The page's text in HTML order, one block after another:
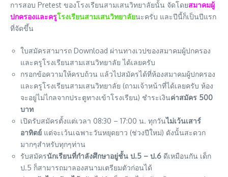
การสอบ Pretest ของโรงเรียนสามเสนวิทยาลัยนั้น จัดโดยสมาคมผู้
ปกครองและครูโรงเรียนสามเสนวิทยาลัยนะครับ และปีนี้ก็เป็นปีแรก
ที่จัดขึ้น
ใบสมัครสามารถ Download ผ่านทางเวปของสมาคมผู้ปกครอง
และครูโรงเรียนสามเสนวิทยาลัย ได้เลยครับ
กรอกข้อความให้ครบถ้วน แล้วไปสมัครได้ที่ห้องสมาคมผู้ปกครอง
และครูโรงเรียนสามเสนวิทยาลัย (ถามเจ้าหน้าที่ได้เลยครับ ห้อง
จะอยู่ไม่ไกลจากประตูทางเข้าโรงเรียน) ชำระเงินค่าสมัคร 500
บาท
เปิดรับสมัครตั้งแต่เวลา 08:30 – 17:00 น. ทุกวันไม่เว้นเสาร์
อาทิตย์ แต่จะเว้นเฉพาะวันหยุดยาว (ช่วงปีใหม่) ดังนั้นสะดวก
มากๆสำหรับทุกๆท่าน
รับสมัครนักเรียนที่กำลังศึกษาอยู่ชั้น ป.5 – ป.6 ดีเหมือนกัน เด็ก
ป.5 ก็สามารถมาลองสนามเตรียมตัวก่อนได้